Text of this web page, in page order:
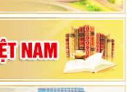
Yên Ninh lần thứ nhất,
thường lần thứ 9, Quốc